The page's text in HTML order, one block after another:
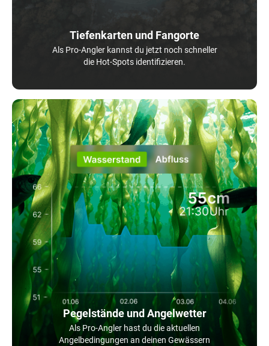
Tiefenkarten und Fangorte
Als Pro-Angler kannst du jetzt noch schneller
die Hot-Spots identifizieren.
Pegelstände und Angelwetter
Als Pro-Angler hast du die aktuellen
Angelbedingungen an deinen Gewässern